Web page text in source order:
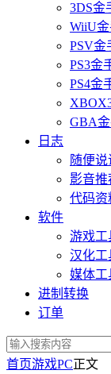
3DS金
WiiU
PSV金
PS3金
PS4金
GBA
日志
随便说
影音推
代码资
软件
游戏工
汉化工
媒体工
进制转换
订单
首页游戏PC正文